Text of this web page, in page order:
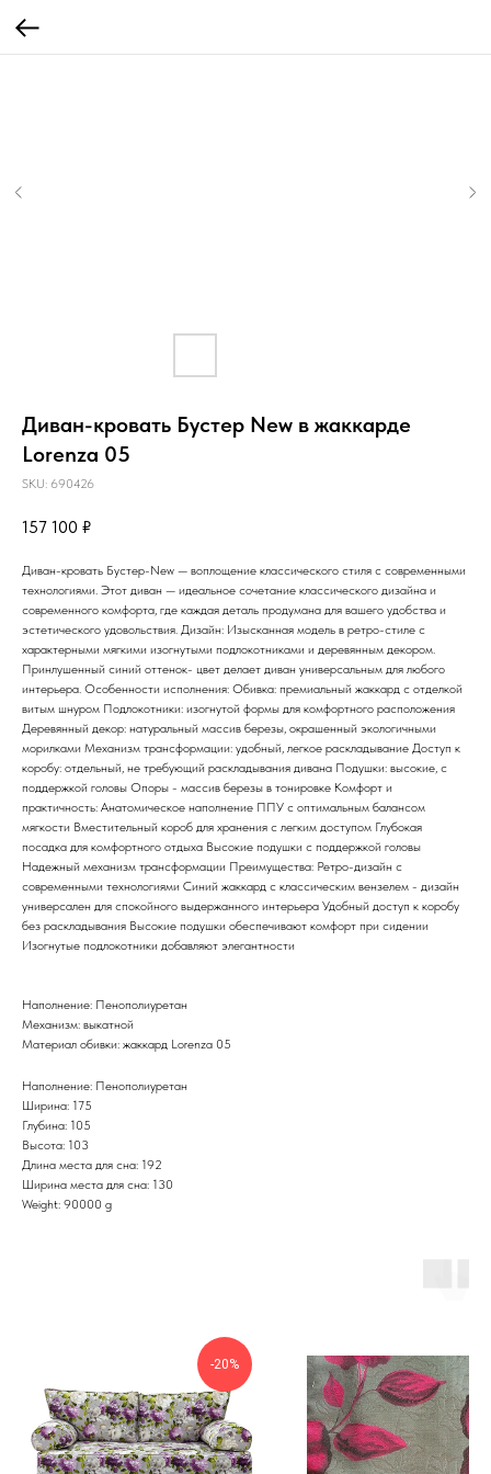
Диван-кровать Бустер New в жаккарде
Lorenza 05
SKU: 690426
157 100 ₽
Диван-кровать Бустер-New — воплощение классического стиля с современными
технологиями. Этот диван — идеальное сочетание классического дизайна и
современного комфорта, где каждая деталь продумана для вашего удобства и
эстетического удовольствия. Дизайн: Изысканная модель в ретро-стиле с
характерными мягкими изогнутыми подлокотниками и деревянным декором.
Принлушенный синий оттенок- цвет делает диван универсальным для любого
интерьера. Особенности исполнения: Обивка: премиальный жаккард с отделкой
витым шнуром Подлокотники: изогнутой формы для комфортного расположения
Деревянный декор: натуральный массив березы, окрашенный экологичными
морилками Механизм трансформации: удобный, легкое раскладывание Доступ к
коробу: отдельный, не требующий раскладывания дивана Подушки: высокие, с
поддержкой головы Опоры - массив березы в тонировке Комфорт и
практичность: Анатомическое наполнение ППУ с оптимальным балансом
мягкости Вместительный короб для хранения с легким доступом Глубокая
посадка для комфортного отдыха Высокие подушки с поддержкой головы
Надежный механизм трансформации Преимущества: Ретро-дизайн с
современными технологиями Синий жаккард с классическим вензелем - дизайн
универсален для спокойного выдержанного интерьера Удобный доступ к коробу
без раскладывания Высокие подушки обеспечивают комфорт при сидении
Изогнутые подлокотники добавляют элегантности
Наполнение: Пенополиуретан
Механизм: выкатной
Материал обивки: жаккард Lorenza 05
Наполнение: Пенополиуретан
Ширина: 175
Глубина: 105
Высота: 103
Длина места для сна: 192
Ширина места для сна: 130
Weight: 90000 g
-20%